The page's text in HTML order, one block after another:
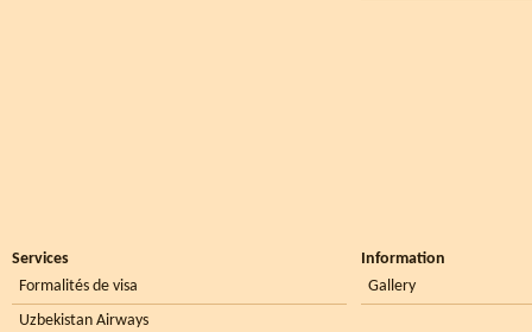
Services
Formalités de visa
Uzbekistan Airways
Information
Gallery